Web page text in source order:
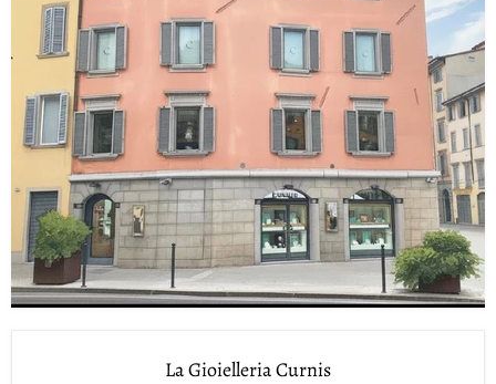
La Gioielleria Curnis